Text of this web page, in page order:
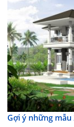
Gợi ý những